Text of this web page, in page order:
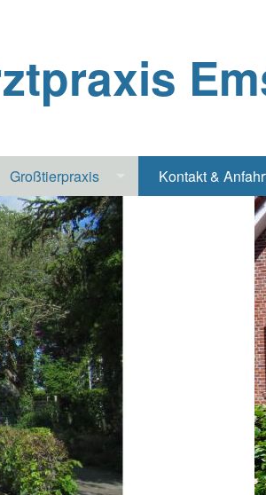
Narkose
Großtierpraxis
Bestandsbetreuung Schwein
Bestandsbetreuung Rind
Pferde
Geflügel, Tauben, Hühner
Kontakt &